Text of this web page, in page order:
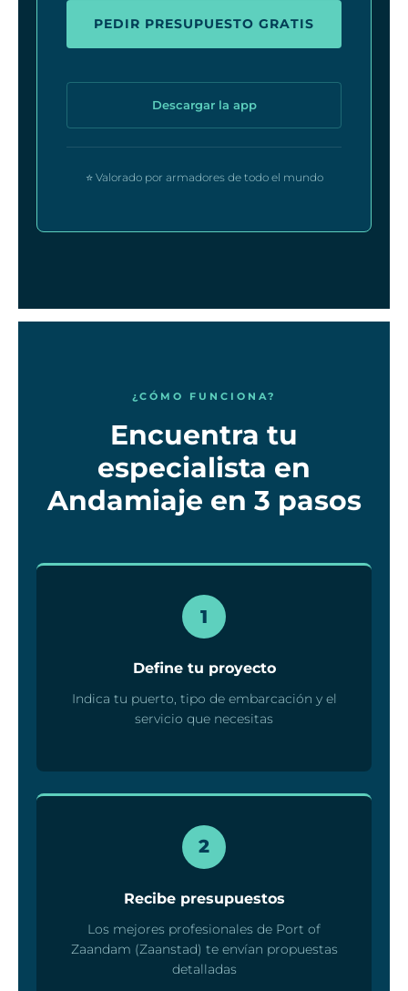
PEDIR PRESUPUESTO GRATIS
Descargar la app
⭐ Valorado por armadores de todo el mundo
¿CÓMO FUNCIONA?
Encuentra tu
especialista en
Andamiaje en 3 pasos
1
Define tu proyecto
Indica tu puerto, tipo de embarcación y el
servicio que necesitas
2
Recibe presupuestos
Los mejores profesionales de Port of
Zaandam (Zaanstad) te envían propuestas
detalladas